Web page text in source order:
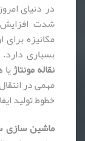
در دنیای
شدت افزایش
مکانیزه
بسیاری
نقاله مونتاژ
مهمی در
خطوط تولید
ماشین سازی